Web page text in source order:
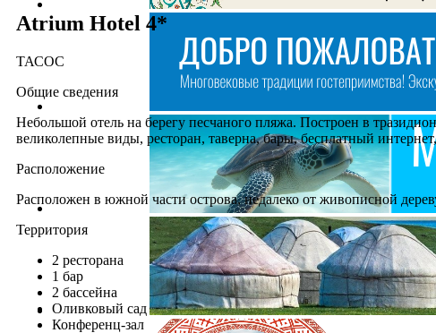
Atrium Hotel 4*
ТАСОС
Общие сведения
Небольшой отель на берегу песчаного пляжа. Построен в
великолепные виды, ресторан, таверна, бары, бесплатный
Расположение
Расположен в южной части острова, недалеко от живописной
Территория
2 ресторана
1 бар
2 бассейна
Оливковый сад
Конференц-зал